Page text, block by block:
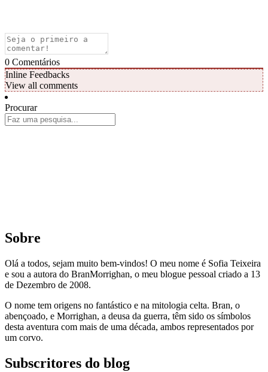
0 Comentários
Inline Feedbacks
View all comments
Procurar
Sobre
Olá a todos, sejam muito bem-vindos! O meu nome é Sofia Teixeira
e sou a autora do BranMorrighan, o meu blogue pessoal criado a 13
de Dezembro de 2008.
O nome tem origens no fantástico e na mitologia celta. Bran, o
abençoado, e Morrighan, a deusa da guerra, têm sido os símbolos
desta aventura com mais de uma década, ambos representados por
um corvo.
Subscritores do blog